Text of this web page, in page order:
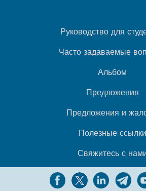
Руководство для
Часто задаваемые
Альбом
Предложения
Предложения и
Полезные ссылки
Свяжитесь с